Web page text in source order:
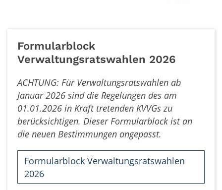
Formularblock
Verwaltungsratswahlen 2026
ACHTUNG: Für Verwaltungsratswahlen ab
Januar 2026 sind die Regelungen des am
01.01.2026 in Kraft tretenden KVVGs zu
berücksichtigen. Dieser Formularblock ist an
die neuen Bestimmungen angepasst.
Formularblock Verwaltungsratswahlen
2026